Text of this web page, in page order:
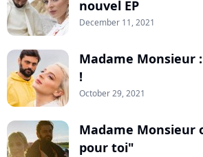
nouvel EP
December 11, 2021
Madame Monsieur
!
October 29, 2021
Madame Monsieur
pour toi"